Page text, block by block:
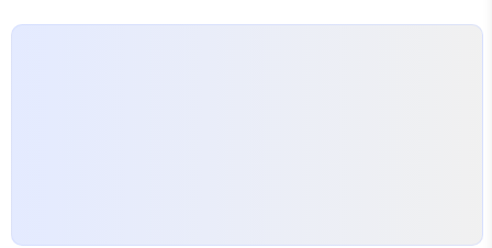
결되고, 한 줄기 빛이 대륙 전체를 변화시키는 모티프.